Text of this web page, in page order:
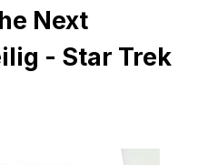
Next
- Star Trek